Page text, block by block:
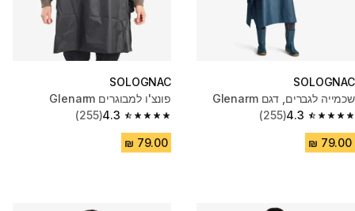
SOLOGNAC
שכמייה לגברים, דגם Glenarm
4.3
4.3 out of 5 stars from 255 reviews
(255)
SOLOGNAC
פונצ'ו למבוגרים Glenarm
4.3
4.3 out of 5 stars from 255 reviews
(255)